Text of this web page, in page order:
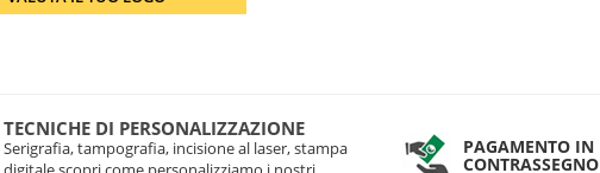
TECNICHE DI PERSONALIZZAZIONE
Serigrafia, tampografia, incisione al laser, stampa
PAGAMENTO IN
CONTRASSEGNO